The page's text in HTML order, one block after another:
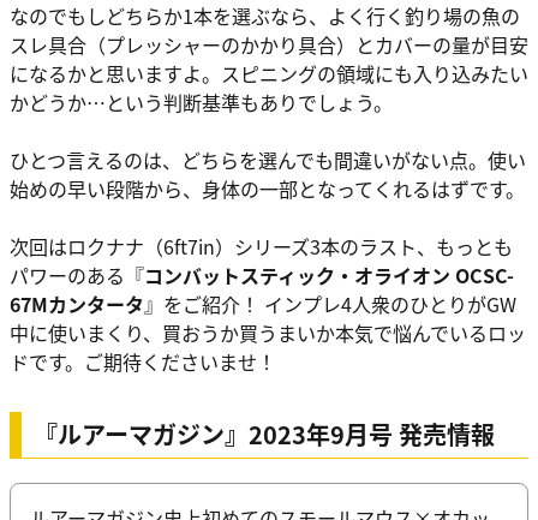
なのでもしどちらか1本を選ぶなら、よく行く釣り場の魚の
スレ具合（プレッシャーのかかり具合）とカバーの量が目安
になるかと思いますよ。スピニングの領域にも入り込みたい
かどうか…という判断基準もありでしょう。
ひとつ言えるのは、どちらを選んでも間違いがない点。使い
始めの早い段階から、身体の一部となってくれるはずです。
次回はロクナナ（6ft7in）シリーズ3本のラスト、もっとも
パワーのある『コンバットスティック・オライオン OCSC-
67Mカンタータ』をご紹介！ インプレ4人衆のひとりがGW
中に使いまくり、買おうか買うまいか本気で悩んでいるロッ
ドです。ご期待くださいませ！
『ルアーマガジン』2023年9月号 発売情報